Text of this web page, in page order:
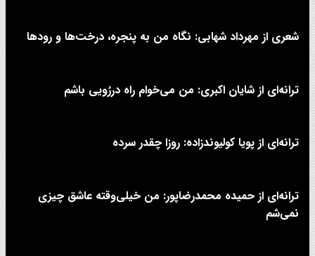
شعری از مهرداد شهابی: نگاه من به پنجره، درخت‌ها و رودها
ترانه‌ای از شایان اکبری: من می‌خوام راه دررُویی باشم
ترانه‌ای از پویا کولیوندزاده: روزا چقدر سرده
ترانه‌ای از حمیده محمدرضاپور: من خیلی‌وقته عاشق چیزی
نمی‌شم